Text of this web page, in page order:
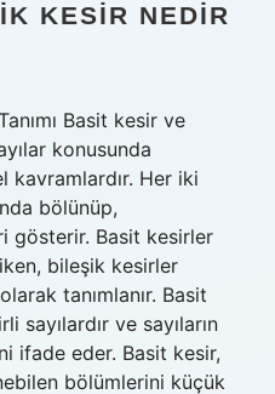
KESIR NEDIR
Basit kesir ve
konusunda
kavramlardır. Her iki
bölünüp,
gösterir. Basit kesirler
bileşik kesirler
tanımlanır. Basit
sayılardır ve sayıların
ifade eder. Basit kesir,
bölümlerini küçük